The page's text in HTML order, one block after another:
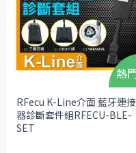
RFecu K-Line介面 藍牙連接
器診斷套件組RFECU-BLE-
SET